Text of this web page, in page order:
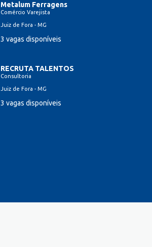
Metalum Ferragens
Comércio Varejista
Juiz de Fora - MG
3 vagas disponíveis
RECRUTA TALENTOS
Consultoria
Juiz de Fora - MG
3 vagas disponíveis